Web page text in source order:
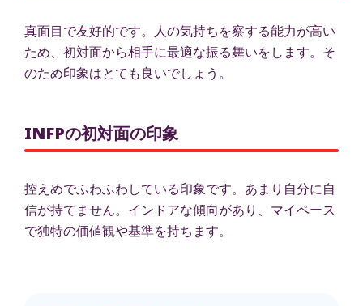
真面目で友好的です。人の気持ちを察する能力が高い
ため、初対面から相手に最適な振る舞いをします。そ
のため印象はとても良いでしょう。
INFPの初対面の印象
控えめでふわふわしている印象です。あまり自分に自
信が持てません。インドアな傾向があり、マイペース
で独特の価値観や基準を持ちます。